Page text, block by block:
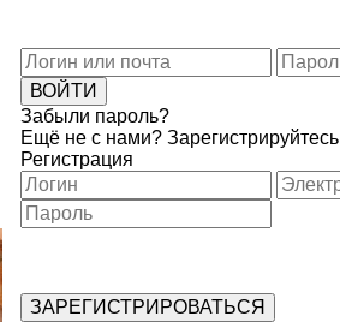
Забыли пароль?
Ещё не с нами? Зарегистрируйтесь
Регистрация